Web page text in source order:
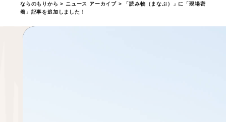
ならのもりから > ニュース アーカイブ > 「読み物（まなぶ）」に「現場密
着」記事を追加しました！